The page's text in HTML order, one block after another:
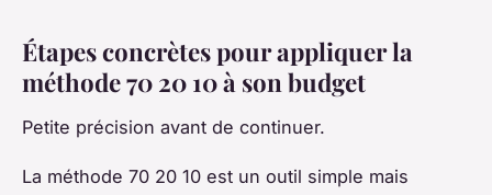
Étapes concrètes pour appliquer la
méthode 70 20 10 à son budget
Petite précision avant de continuer.
La méthode 70 20 10 est un outil simple mais